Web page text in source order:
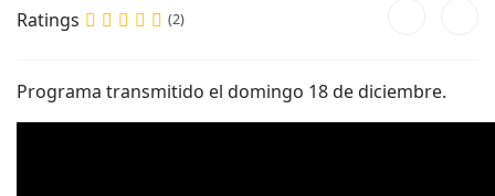
Ratings (2)
Programa transmitido el domingo 18 de diciembre.